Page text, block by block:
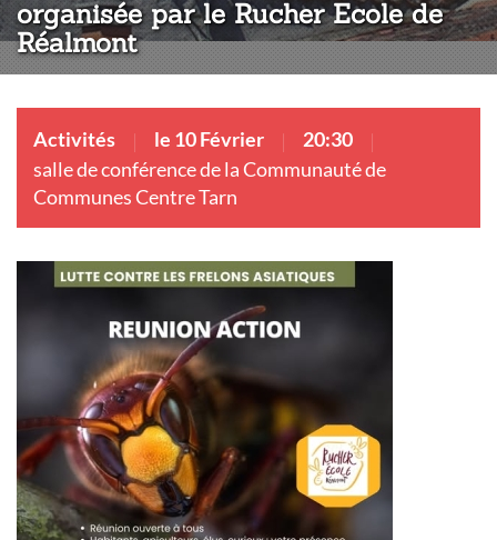
organisée par le Rucher Ecole de
Réalmont
Activités le 10 Février
20:30
salle de conférence de la Communauté de
Communes Centre Tarn